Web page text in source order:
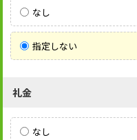
なし
指定しない
礼金
なし